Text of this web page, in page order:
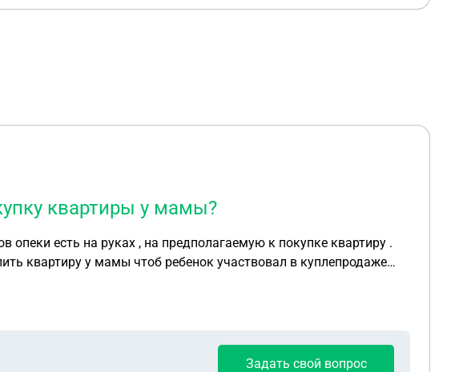
квартиры у мамы?
опеки есть на руках , на предполагаемую к покупке квартиру .
квартиру у мамы чтоб ребенок участвовал в куплепродаже
мамы ?
Задать свой вопрос